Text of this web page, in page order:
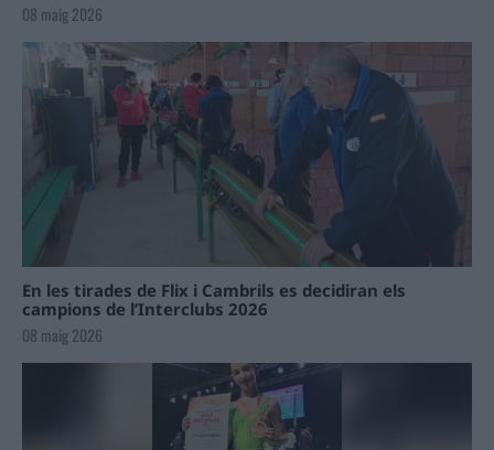
08 maig 2026
En les tirades de Flix i Cambrils es decidiran els
campions de l’Interclubs 2026
08 maig 2026